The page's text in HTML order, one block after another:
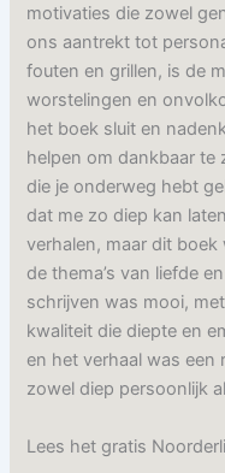
motivaties die zowel
ons aantrekt tot
fouten en grillen, is de
worstelingen en
het boek sluit en
helpen om dankbaar te
die je onderweg hebt
dat me zo diep kan
verhalen, maar dit
de thema’s van liefde
schrijven was mooi,
kwaliteit die diepte en
en het verhaal was een
zowel diep persoonlijk
Lees het gratis